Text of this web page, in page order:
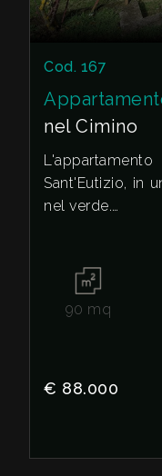
Cod. 167
nel Cimino
Sant'Eutizio, in
nel verde.
rogito, pronto
L'immobile di
bagno.
Inoltre, è
terrazzo,
90 mq
€ 88.000